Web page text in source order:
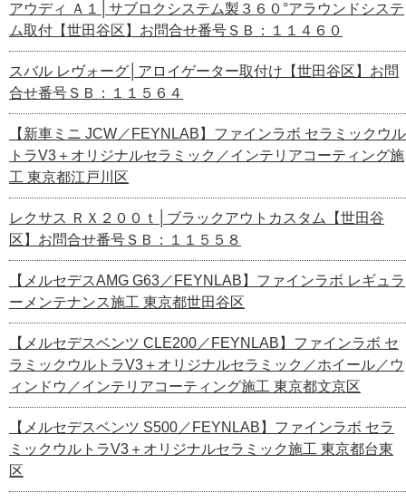
アウディ Ａ１│サブロクシステム製３６０°アラウンドシステ
ム取付【世田谷区】お問合せ番号ＳＢ：１１４６０
スバル レヴォーグ│アロイゲーター取付け【世田谷区】お問
合せ番号ＳＢ：１１５６４
【新車ミニ JCW／FEYNLAB】ファインラボ セラミックウル
トラV3＋オリジナルセラミック／インテリアコーティング施
工 東京都江戸川区
レクサス ＲＸ２００ｔ│ブラックアウトカスタム【世田谷
区】お問合せ番号ＳＢ：１１５５８
【メルセデスAMG G63／FEYNLAB】ファインラボ レギュラ
ーメンテナンス施工 東京都世田谷区
【メルセデスベンツ CLE200／FEYNLAB】ファインラボ セ
ラミックウルトラV3＋オリジナルセラミック／ホイール／ウ
ィンドウ／インテリアコーティング施工 東京都文京区
【メルセデスベンツ S500／FEYNLAB】ファインラボ セラ
ミックウルトラV3＋オリジナルセラミック施工 東京都台東
区